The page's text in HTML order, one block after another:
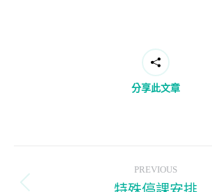
分享此文章
PREVIOUS